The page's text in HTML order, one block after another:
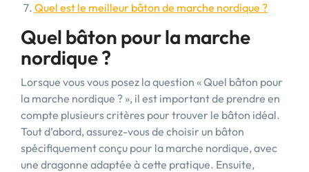
Quel est le meilleur bâton de marche nordique ?
Quel bâton pour la marche
nordique ?
Lorsque vous vous posez la question « Quel bâton pour
la marche nordique ? », il est important de prendre en
compte plusieurs critères pour trouver le bâton idéal.
Tout d’abord, assurez-vous de choisir un bâton
spécifiquement conçu pour la marche nordique, avec
une dragonne adaptée à cette pratique. Ensuite,